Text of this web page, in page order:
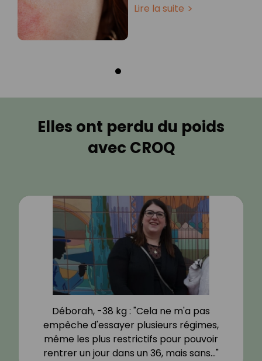
Lire la suite
Elles ont perdu du poids
avec CROQ
Déborah, -38 kg : "Cela ne m'a pas
empêche d'essayer plusieurs régimes,
même les plus restrictifs pour pouvoir
rentrer un jour dans un 36, mais sans…"